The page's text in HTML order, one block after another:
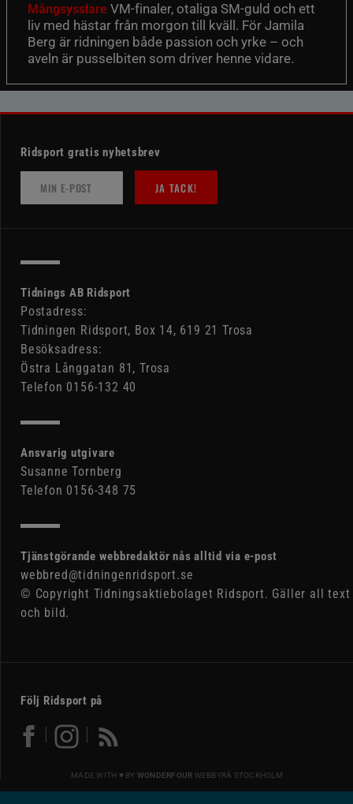
Mångsysslare VM-finaler, otaliga SM-guld och ett
liv med hästar från morgon till kväll. För Jamila
Berg är ridningen både passion och yrke – och
aveln är pusselbiten som driver henne vidare.
Ridsport gratis nyhetsbrev
JA TACK!
Tidnings AB Ridsport
Postadress:
Tidningen Ridsport, Box 14, 619 21 Trosa
Besöksadress:
Östra Långgatan 81, Trosa
Telefon 0156-132 40
Ansvarig utgivare
Susanne Tornberg
Telefon 0156-348 75
Tjänstgörande webbredaktör nås alltid via e-post
webbred@tidningenridsport.se
© Copyright Tidningsaktiebolaget Ridsport. Gäller all text
och bild.
Följ Ridsport på
MADE WITH ♥ BY WONDERFOUR WEBBYRÅ STOCKHOLM